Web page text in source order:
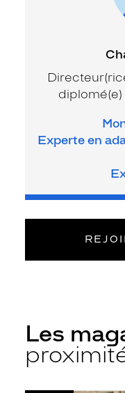
diplomé(e)
Experte en
Les